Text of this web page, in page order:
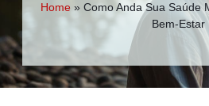
Home» Como Anda Sua Saúde
Bem-Estar